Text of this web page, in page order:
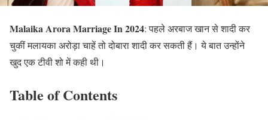
Malaika Arora Marriage In 2024: पहले अरबाज खान से शादी कर
चुकीं मलायका अरोड़ा चाहें तो दोबारा शादी कर सकती हैं। ये बात उन्होंने
खुद एक टीवी शो में कही थी।
Table of Contents